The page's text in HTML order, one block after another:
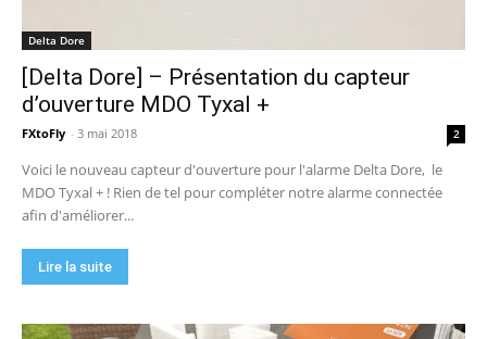
Delta Dore
[Delta Dore] – Présentation du capteur
d’ouverture MDO Tyxal +
FXtoFly - 3 mai 2018 2
Voici le nouveau capteur d'ouverture pour l'alarme Delta Dore, le
MDO Tyxal + ! Rien de tel pour compléter notre alarme connectée
afin d'améliorer...
Lire la suite